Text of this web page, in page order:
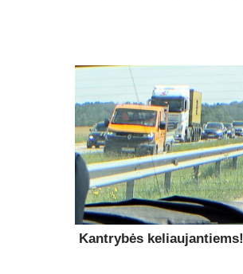
Kantrybės keliaujantiems!